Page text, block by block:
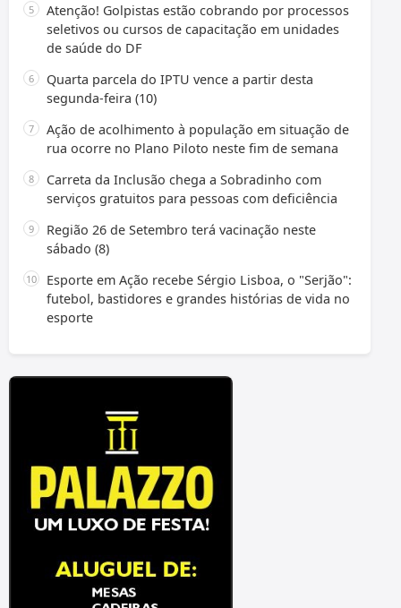
Atenção! Golpistas estão cobrando por processos
seletivos ou cursos de capacitação em unidades
de saúde do DF
Quarta parcela do IPTU vence a partir desta
segunda-feira (10)
Ação de acolhimento à população em situação de
rua ocorre no Plano Piloto neste fim de semana
Carreta da Inclusão chega a Sobradinho com
serviços gratuitos para pessoas com deficiência
Região 26 de Setembro terá vacinação neste
sábado (8)
Esporte em Ação recebe Sérgio Lisboa, o "Serjão":
futebol, bastidores e grandes histórias de vida no
esporte